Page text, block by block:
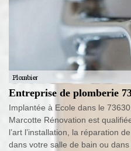
Entreprise de plomberie
Implantée à Ecole dans le
Marcotte Rénovation est
l’art l’installation, la réparation
dans votre salle de bain ou